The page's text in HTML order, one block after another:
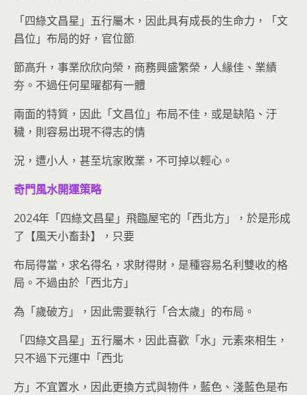
「四綠文昌星」五行屬木，因此具有成長的生命力，「文
昌位」布局的好，官位節
節高升，事業欣欣向榮，商務興盛繁榮，人緣佳、業績
夯。不過任何星曜都有一體
兩面的特質，因此「文昌位」布局不佳，或是缺陷、汙
穢，則容易出現不得志的情
況，遭小人，甚至坑家敗業，不可掉以輕心。
奇門風水開運策略
2024年「四綠文昌星」飛臨屋宅的「西北方」，於是形成
了【風天小畜卦】，只要
布局得當，求名得名，求財得財，是種容易名利雙收的格
局。不過由於「西北方」
為「歲破方」，因此需要執行「合太歲」的布局。
「四綠文昌星」五行屬木，因此喜歡「水」元素來相生，
只不過下元運中「西北
方」不宜置水，因此更換方式與物件，藍色、淺藍色是布